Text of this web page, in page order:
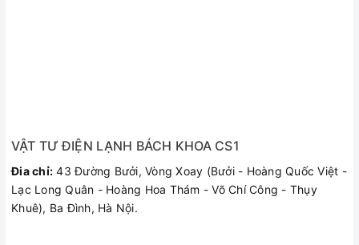
Bách Khoa
Model Thiết Bị
TCV140M (Dây đơn
VẬT TƯ ĐIỆN LẠNH BÁCH KHOA CS1
Đia chỉ: 43 Đường Bưởi, Vòng Xoay (Bưởi - Hoàng Quốc Việt -
Lạc Long Quân - Hoàng Hoa Thám - Võ Chí Công - Thụy
Khuê), Ba Đình, Hà Nội.